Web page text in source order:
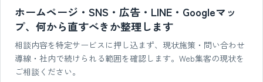
ホームページ・SNS・広告・LINE・Googleマッ
プ、何から直すべきか整理します
相談内容を特定サービスに押し込まず、現状施策・問い合わせ
導線・社内で続けられる範囲を確認します。Web集客の現状を
ご相談ください。